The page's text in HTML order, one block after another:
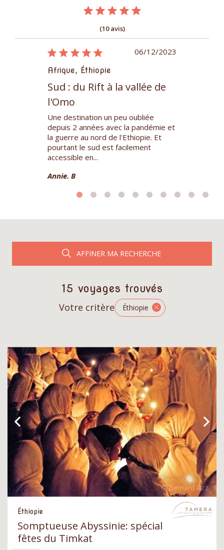
(10 avis)
06/12/2023
Afrique, Éthiopie
Sud : du Rift à la vallée de
l'Omo
Une destination un peu oubliée
depuis 2 années avec la pandémie et
la guerre au nord de l'Ethiopie. Et
pourtant le sud est facilement
accessible en...
Annie. B
AFFINER MA RECHERCHE
15 voyages trouvés
Votre critère Éthiopie
Éthiopie
Somptueuse Abyssinie: spécial
fêtes du Timkat